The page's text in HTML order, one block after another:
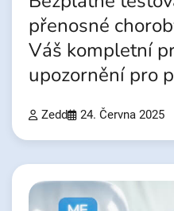
přenosné
Váš kompletní
upozornění pro
Zedd 24. Června 2025